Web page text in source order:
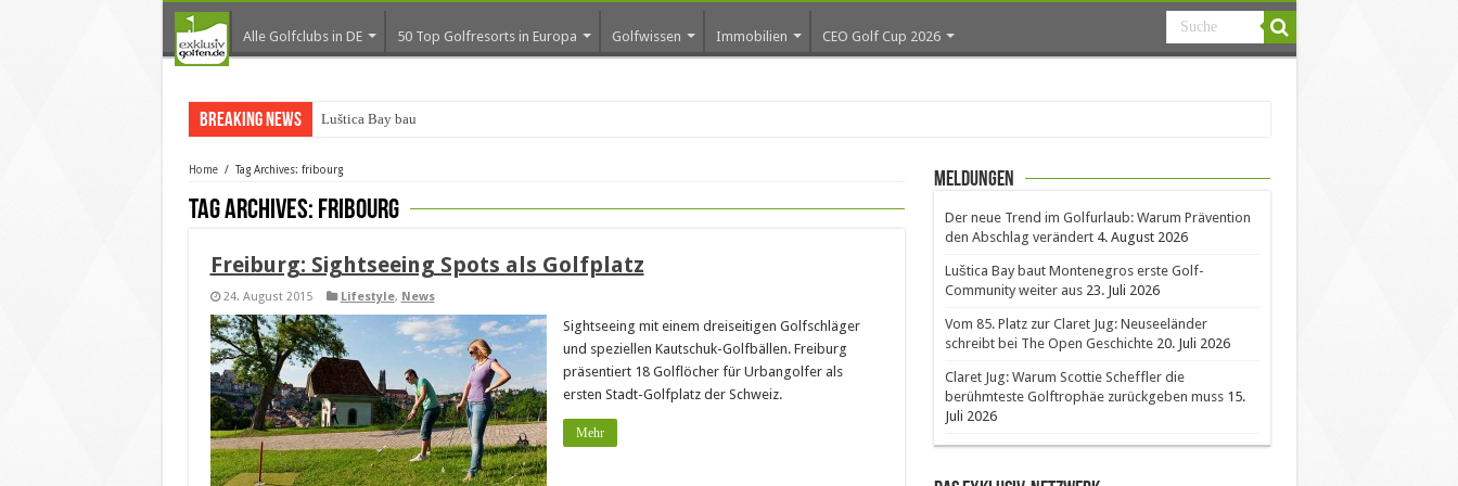
Alle Golfclubs in DE 50 Top Golfresorts in Europa Golfwissen Immobilien CEO Golf Cup 2026
Breaking News Luštica Bay baut Monten
Home / Tag Archives: fribourg
Tag Archives: fribourg
Freiburg: Sightseeing Spots als Golfplatz
24. August 2015 Lifestyle, News
Sightseeing mit einem dreiseitigen Golfschläger
und speziellen Kautschuk-Golfbällen. Freiburg
präsentiert 18 Golflöcher für Urbangolfer als
ersten Stadt-Golfplatz der Schweiz.
Mehr
Meldungen
Der neue Trend im Golfurlaub: Warum Prävention
den Abschlag verändert 4. August 2026
Luštica Bay baut Montenegros erste Golf-
Community weiter aus 23. Juli 2026
Vom 85. Platz zur Claret Jug: Neuseeländer
schreibt bei The Open Geschichte 20. Juli 2026
Claret Jug: Warum Scottie Scheffler die
berühmteste Golftrophäe zurückgeben muss 15.
Juli 2026